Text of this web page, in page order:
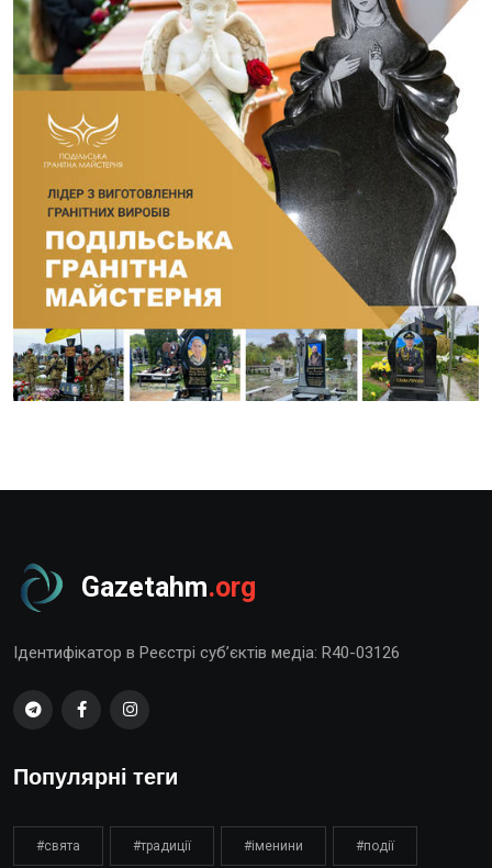
Gazetahm.org
Ідентифікатор в Реєстрі суб’єктів медіа: R40-03126
Популярні теги
#свята #традиції #іменини #події